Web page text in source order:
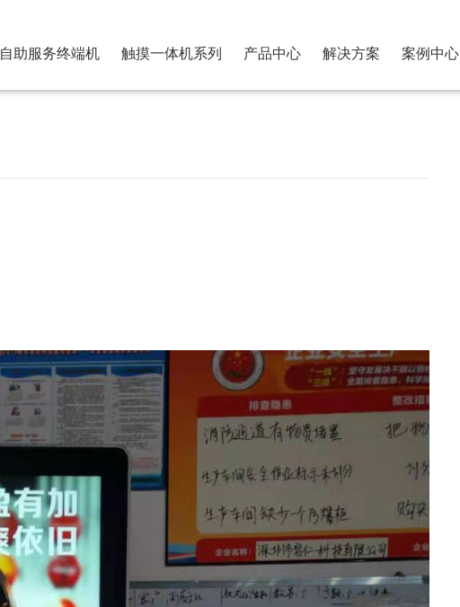
自助服务终端机 触摸一体机系列 产品中心 解决方案 案例中心